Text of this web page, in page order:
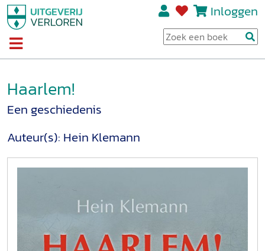
Inloggen
Haarlem!
Een geschiedenis
Auteur(s): Hein Klemann